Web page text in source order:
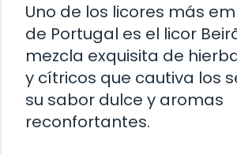
Uno de los licores más
de Portugal es el licor
mezcla exquisita de
y cítricos que cautiva los
su sabor dulce y aromas
reconfortantes.